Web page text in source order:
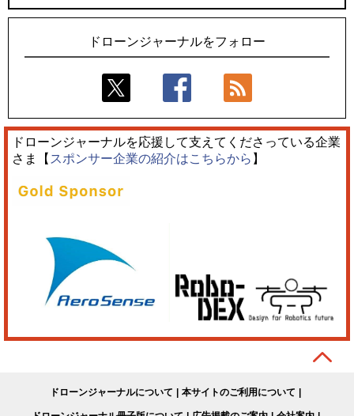
ーンを公開
ドローンジャーナルをフォロー
ドローンジャーナルを応援して支えてくださっている企業
さま【 スポンサー企業の紹介はこちらから 】
ドローンジャーナルについて 本サイトのご利用について